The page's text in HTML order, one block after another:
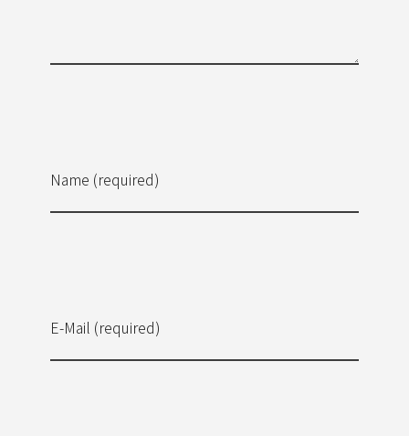
Name (required)
E-Mail (required)